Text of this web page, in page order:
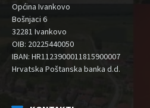
Općina Ivankovo
Bošnjaci 6
32281 Ivankovo
OIB: 20225440050
IBAN: HR1123900011815900007
Hrvatska Poštanska banka d.d.